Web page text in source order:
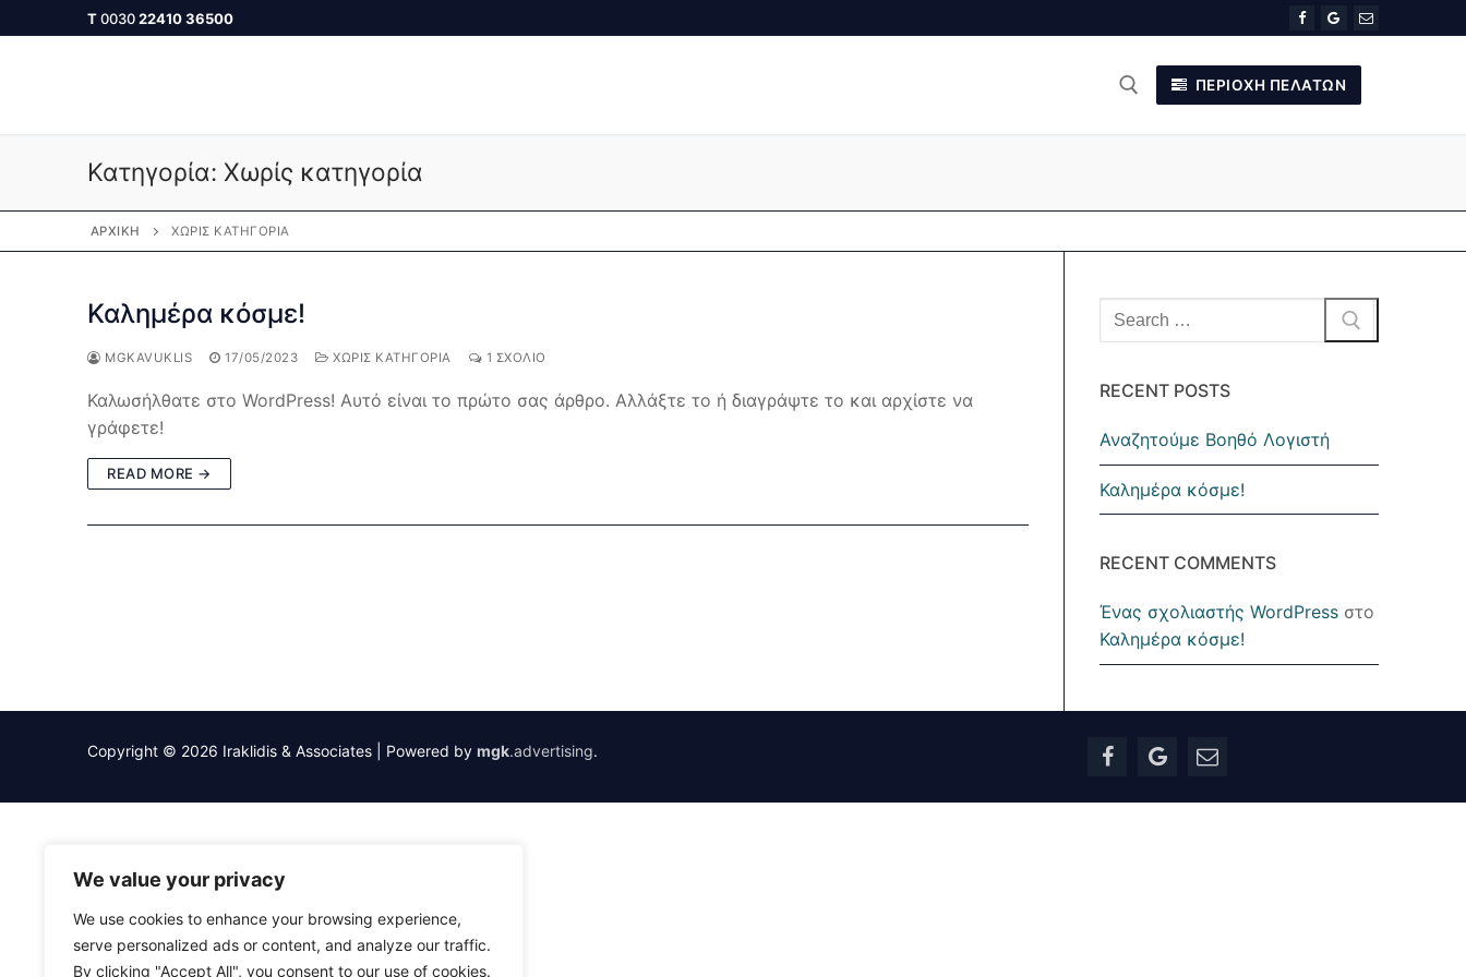
We value your privacy
We use cookies to enhance your browsing experience,
serve personalized ads or content, and analyze our traffic.
By clicking "Accept All", you consent to our use of cookies.
to
Τ003022410 36500
ΠΕΡΙΟΧΉ ΠΕΛΑΤΏΝ
Κατηγορία: Χωρίς κατηγορία
ΑΡΧΙΚΉ ΧΩΡΊΣ ΚΑΤΗΓΟΡΊΑ
Καλημέρα κόσμε!
MGKAVUKLIS 17/05/2023 ΧΩΡΊΣ ΚΑΤΗΓΟΡΊΑ 1 ΣΧΌΛΙΟ
Καλωσήλθατε στο WordPress! Αυτό είναι το πρώτο σας άρθρο. Αλλάξτε το ή διαγράψτε το και αρχίστε να
γράφετε!
READ MORE →
Αναζήτηση
για:
RECENT POSTS
Αναζητούμε Βοηθό Λογιστή
Καλημέρα κόσμε!
RECENT COMMENTS
Ένας σχολιαστής WordPress στο
Καλημέρα κόσμε!
Copyright © 2026 Iraklidis & Associates | Powered by mgk.advertising.